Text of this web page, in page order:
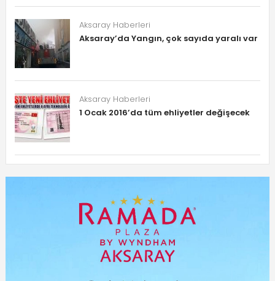
Aksaray Haberleri
Aksaray’da Yangın, çok sayıda yaralı var
Aksaray Haberleri
1 Ocak 2016’da tüm ehliyetler değişecek